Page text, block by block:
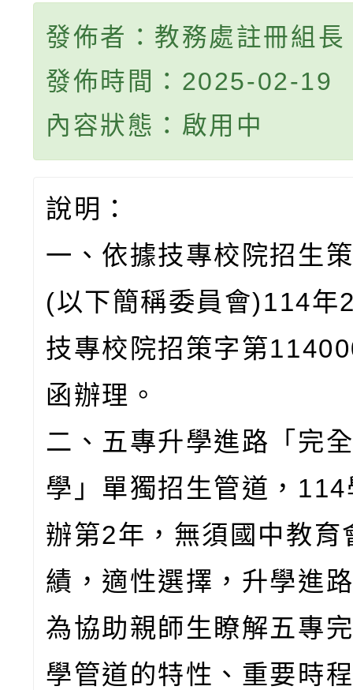
發佈者：教務處註冊組長
發佈時間：2025-02-19
內容狀態：啟用中
說明：
一、依據技專校院招生
(以下簡稱委員會)114年
技專校院招策字第
函辦理。
二、五專升學進路「完
學」單獨招生管道，
辦第2年，無須國中教育
績，適性選擇，升學進
為協助親師生瞭解五專
學管道的特性、重要時